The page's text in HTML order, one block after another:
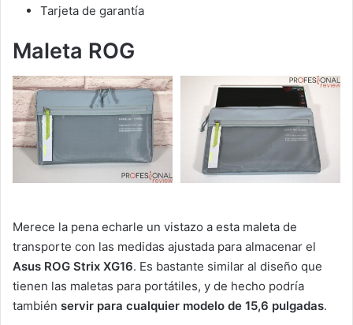
Tarjeta de garantía
Maleta ROG
Merece la pena echarle un vistazo a esta maleta de
transporte con las medidas ajustada para almacenar el
Asus ROG Strix XG16. Es bastante similar al diseño que
tienen las maletas para portátiles, y de hecho podría
también servir para cualquier modelo de 15,6 pulgadas.